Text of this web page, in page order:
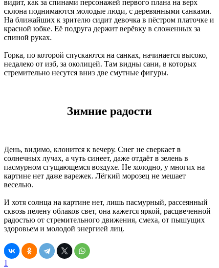
видит, как за спинами персонажей первого плана на верх
склона поднимаются молодые люди, с деревянными санками.
На ближайших к зрителю сидит девочка в пёстром платочке и
красной юбке. Её подруга держит верёвку в сложенных за
спиной руках.
Горка, по которой спускаются на санках, начинается высоко,
недалеко от изб, за околицей. Там видны сани, в которых
стремительно несутся вниз две смутные фигуры.
Зимние радости
День, видимо, клонится к вечеру. Снег не сверкает в
солнечных лучах, а чуть синеет, даже отдаёт в зелень в
пасмурном сгущающемся воздухе. Не холодно, у многих на
картине нет даже варежек. Лёгкий морозец не мешает
веселью.
И хотя солнца на картине нет, лишь пасмурный, рассеянный
сквозь пелену облаков свет, она кажется яркой, расцвеченной
радостью от стремительного движения, смеха, от пышущих
здоровьем и молодой энергией лиц.
1